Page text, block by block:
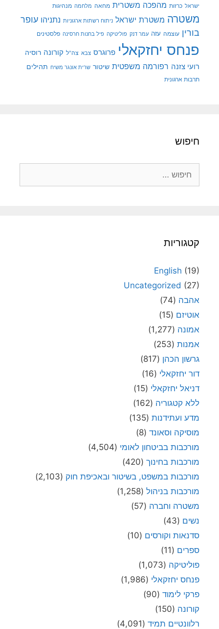
ישראל כרזות מהפכה משטרית מחאה מלחמה מנהיגות
משטרה משטרת ישראל ניתוח רשתות ארגוניות נתניהו עופר
בורין עוצמה עזה עמר דנק פוליטיקה פיל בחנות חרסינה פלסטינים
פנחס יחזקאלי פרוגרס צבא צה"ל קורונה רוסיה
רועי צזנה רפורמה משפטית שיטור שרית אונגר משיח תהילים
תרבות ארגונית
חיפוש
קטגוריות
English (19)
Uncategorized (27)
אהבה (74)
אוטיזם (15)
אמונה (1,277)
אמנות (253)
גרשון הכהן (817)
דור יחזקאלי (16)
דניאל יחזקאלי (15)
ללא קטגוריה (162)
מדע ועתידנות (135)
מוסיקה וסאונד (8)
מורכבות בביטחון לאומי (4,504)
מורכבות בחינוך (420)
מורכבות במשפט, בשיטור ובאכיפת חוק (2,103)
מורכבות בניהול (1,258)
משטרה וחברה (57)
נשים (43)
סדנאות וקורסים (10)
ספרים (11)
פוליטיקה (1,073)
פנחס יחזקאלי (1,986)
פרקי לימוד (90)
קורונה (150)
רלוונטיים תמיד (4,091)